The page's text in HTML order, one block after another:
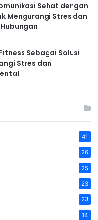
Sehat dengan
Mengurangi Stres dan
Sebagai Solusi
Stres dan
41
26
25
23
23
14